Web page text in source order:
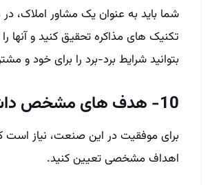
شما باید به عنوان یک مشاور املاک، در
تکنیک­ های مذاکره تحقیق کنید و آنها را
بتوانید شرایط برد-برد را برای خود و
10- هدف های مشخص داشته باشید
برای موفقیت در این صنعت، نیاز است
اهداف مشخصی تعیین کنید.